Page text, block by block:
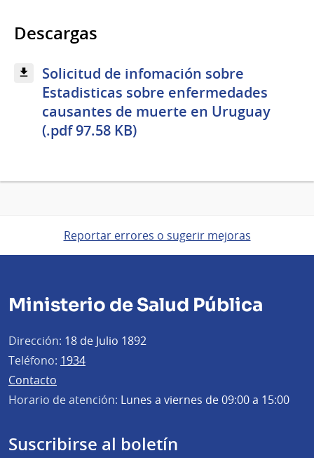
Descargas
Solicitud de infomación sobre
Estadisticas sobre enfermedades
causantes de muerte en Uruguay
(.pdf 97.58 KB)
Reportar errores o sugerir mejoras
Ministerio de Salud Pública
Dirección: 18 de Julio 1892
Teléfono: 1934
Contacto
Horario de atención: Lunes a viernes de 09:00 a 15:00
Suscribirse al boletín